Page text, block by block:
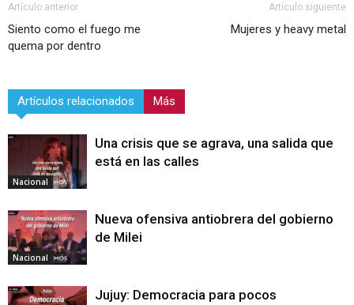
Artículo anterior
Siento como el fuego me
quema por dentro
Artículo siguiente
Mujeres y heavy metal
Artículos relacionados Más
Nacional
Una crisis que se agrava, una salida que
está en las calles
Nacional
Nueva ofensiva antiobrera del gobierno
de Milei
Jujuy: Democracia para pocos